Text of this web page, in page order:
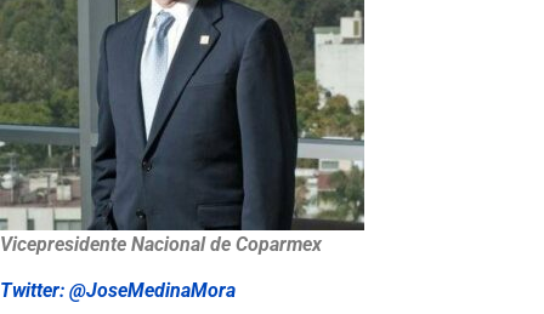
Vicepresidente Nacional de Coparmex
Twitter: @JoseMedinaMora